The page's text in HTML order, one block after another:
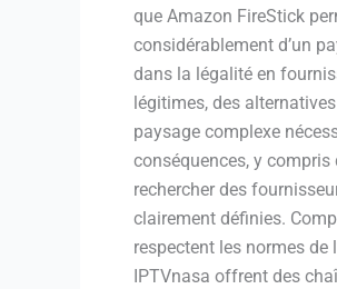
que Amazon FireStick
considérablement d’un
dans la légalité en
légitimes, des
paysage complexe
conséquences, y
rechercher des
clairement définies.
respectent les normes
IPTVnasa offrent des